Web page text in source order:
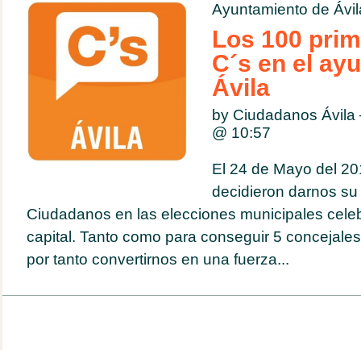
Ayuntamiento de
Los 100
C´s en el
Ávila
by Ciudadanos
@ 10:57
El 24 de Mayo del
decidieron darnos
Ciudadanos en las elecciones municipales
capital. Tanto como para conseguir 5
por tanto convertirnos en una fuerza...